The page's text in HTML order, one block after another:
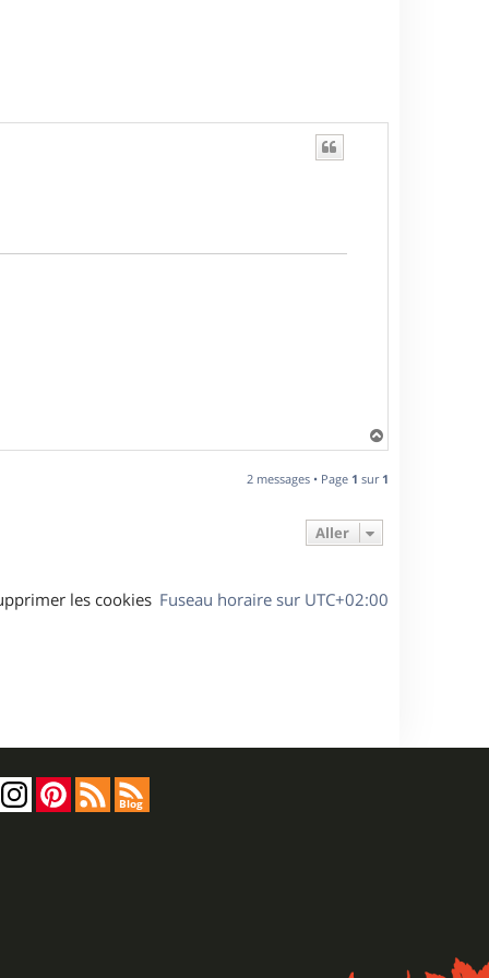
a
t
2 messages • Page 1 sur 1
Aller
Fuseau horaire sur UTC+02:00
les cookies